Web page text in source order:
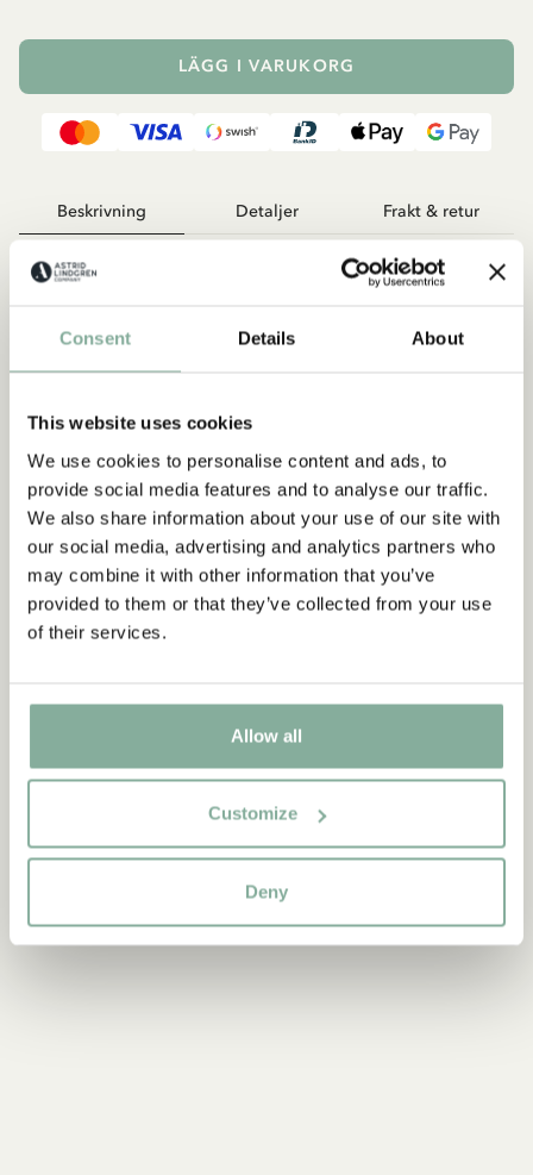
Consent Details About
This website uses cookies
We use cookies to personalise content and ads, to
provide social media features and to analyse our traffic.
We also share information about your use of our site with
our social media, advertising and analytics partners who
may combine it with other information that you’ve
provided to them or that they’ve collected from your use
of their services.
Allow all
Customize
Deny
LÄGG I VARUKORG
Beskrivning Detaljer Frakt & retur
Ronja Rövardotter-peruk. Passar perfekt till Ronja Rövardotter -
Du kanske också gillar
Peruk Ronja Rövardotter Barn
RONJA RÖVARDOTTER
Upptäck mer från Ronja Rövardotter
PRODUKTER MED RONJA RÖVARDOTTER